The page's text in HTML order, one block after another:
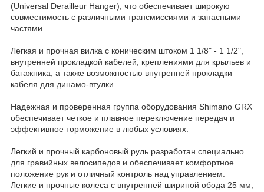
(Universal Derailleur Hanger), что обеспечивает широкую
совместимость с различными трансмиссиями и запасными
частями.
Легкая и прочная вилка с коническим штоком 1 1/8" - 1 1/2",
внутренней прокладкой кабелей, креплениями для крыльев и
багажника, а также возможностью внутренней прокладки
кабеля для динамо-втулки.
Надежная и проверенная группа оборудования Shimano GRX
обеспечивает четкое и плавное переключение передач и
эффективное торможение в любых условиях.
Легкий и прочный карбоновый руль разработан специально
для гравийных велосипедов и обеспечивает комфортное
положение рук и отличный контроль над управлением.
Легкие и прочные колеса с внутренней шириной обода 25 мм,